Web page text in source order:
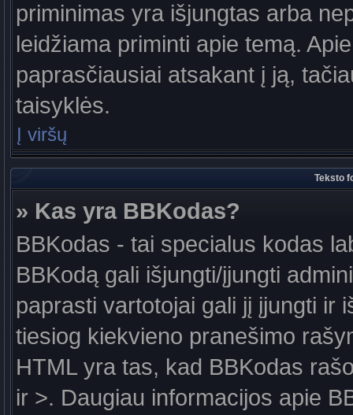
priminimas yra išjungtas arba
leidžiama priminti apie temą.
paprasčiausiai atsakant į ją,
taisyklės.
Į viršų
Teksto
» Kas yra BBKodas?
BBKodas - tai specialus kodas
BBKodą gali išjungti/įjungti
paprasti vartotojai gali jį įjungti ir
tiesiog kiekvieno pranešimo
HTML yra tas, kad BBKodas
ir >. Daugiau informacijos apie